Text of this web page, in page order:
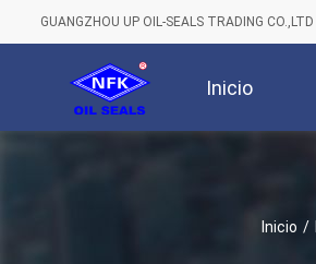
GUANGZHOU UP OIL-SEALS TRADING CO.,LTD
Inicio
Inicio /